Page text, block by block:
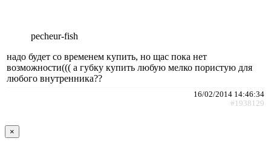
pecheur-fish
надо будет со временем купить, но щас пока нет
возможности((( а губку купить любую мелко пористую для
любого внутренника??
16/02/2014 14:46:34
#1938129
×